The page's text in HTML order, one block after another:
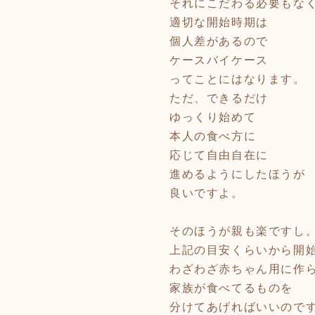
それにこだわる必要もなく
適切な開始時期は
個人差があるので
ケースバイケース
ってことにはなります。
ただ、できるだけ
ゆっくり始めて
本人の食べ方に
応じて自由自在に
進めるようにしたほうが
良いですよ。
そのほうが親も楽ですし。
上記の目安くらいから開
わざわざ赤ちゃん用に作
家族が食べてるものを
分けてあげればいいのです